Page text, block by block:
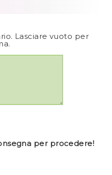
Lasciare vuoto per
per procedere!